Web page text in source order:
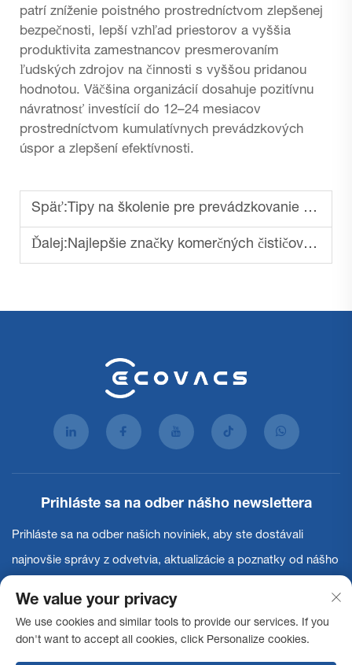
patrí zníženie poistného prostredníctvom zlepšenej
bezpečnosti, lepší vzhľad priestorov a vyššia
produktivita zamestnancov presmerovaním
ľudských zdrojov na činnosti s vyššou pridanou
hodnotou. Väčšina organizácií dosahuje pozitívnu
návratnosť investícií do 12–24 mesiacov
prostredníctvom kumulatívnych prevádzkových
úspor a zlepšení efektívnosti.
Späť: Tipy na školenie pre prevádzkovanie priemyselných čističov podláh
Ďalej: Najlepšie značky komerčných čističov podláh
Prihláste sa na odber nášho newslettera
Prihláste sa na odber našich noviniek, aby ste dostávali
najnovšie správy z odvetvia, aktualizácie a poznatky od nášho
Prihlásiť sa
We value your privacy
We use cookies and similar tools to provide our services. If you
don't want to accept all cookies, click Personalize cookies.